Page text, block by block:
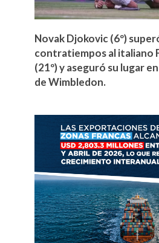
Novak Djokovic (6º)
contratiempos al italiano
(21º) y aseguró su lugar
de Wimbledon.